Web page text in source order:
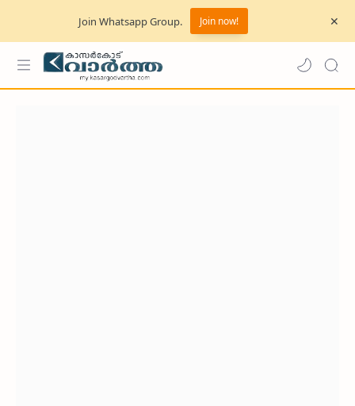
Join Whatsapp Group. Join now!